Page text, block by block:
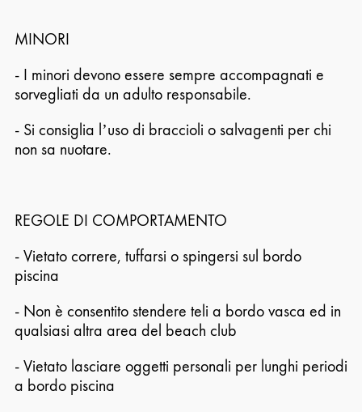
MINORI
- I minori devono essere sempre accompagnati e
sorvegliati da un adulto responsabile.
- Si consiglia l’uso di braccioli o salvagenti per chi
non sa nuotare.
REGOLE DI COMPORTAMENTO
- Vietato correre, tuffarsi o spingersi sul bordo
piscina
- Non è consentito stendere teli a bordo vasca ed in
qualsiasi altra area del beach club
- Vietato lasciare oggetti personali per lunghi periodi
a bordo piscina